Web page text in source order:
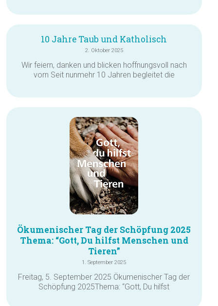
10 Jahre Taub und Katholisch
2. Oktober 2025
Wir feiern, danken und blicken hoffnungsvoll nach
vorn Seit nunmehr 10 Jahren begleitet die
Ökumenischer Tag der Schöpfung 2025
Thema: “Gott, Du hilfst Menschen und
Tieren”
1. September 2025
Freitag, 5. September 2025 Ökumenischer Tag der
Schöpfung 2025Thema: “Gott, Du hilfst